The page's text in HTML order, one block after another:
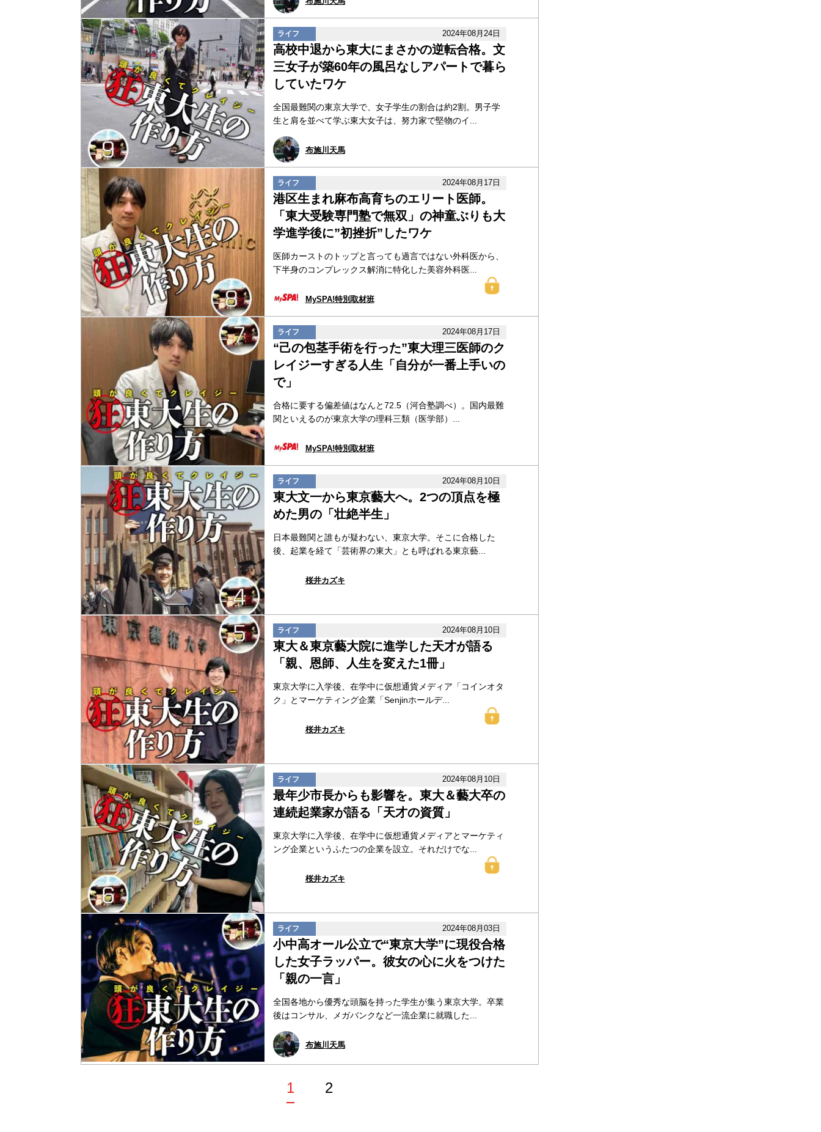
ライフ 2024年08月24日
高校中退から東大にまさかの逆転合格。文
三女子が築60年の風呂なしアパートで暮ら
していたワケ
全国最難関の東京大学で、女子学生の割合は約2割。男子学
生と肩を並べて学ぶ東大女子は、努力家で堅物のイ...
布施川天馬
ライフ 2024年08月17日
港区生まれ麻布高育ちのエリート医師。
「東大受験専門塾で無双」の神童ぶりも大
学進学後に”初挫折”したワケ
医師カーストのトップと言っても過言ではない外科医から、
下半身のコンプレックス解消に特化した美容外科医...
MySPA!特別取材班
ライフ 2024年08月17日
“己の包茎手術を行った”東大理三医師のク
レイジーすぎる人生「自分が一番上手いの
で」
合格に要する偏差値はなんと72.5（河合塾調べ）。国内最難
関といえるのが東京大学の理科三類（医学部）...
MySPA!特別取材班
ライフ 2024年08月10日
東大文一から東京藝大へ。2つの頂点を極
めた男の「壮絶半生」
日本最難関と誰もが疑わない、東京大学。そこに合格した
後、起業を経て「芸術界の東大」とも呼ばれる東京藝...
桜井カズキ
ライフ 2024年08月10日
東大＆東京藝大院に進学した天才が語る
「親、恩師、人生を変えた1冊」
東京大学に入学後、在学中に仮想通貨メディア「コインオタ
ク」とマーケティング企業「Senjinホールデ...
桜井カズキ
ライフ 2024年08月10日
最年少市長からも影響を。東大＆藝大卒の
連続起業家が語る「天才の資質」
東京大学に入学後、在学中に仮想通貨メディアとマーケティ
ング企業というふたつの企業を設立。それだけでな...
桜井カズキ
ライフ 2024年08月03日
小中高オール公立で“東京大学”に現役合格
した女子ラッパー。彼女の心に火をつけた
「親の一言」
全国各地から優秀な頭脳を持った学生が集う東京大学。卒業
後はコンサル、メガバンクなど一流企業に就職した...
布施川天馬
1 2